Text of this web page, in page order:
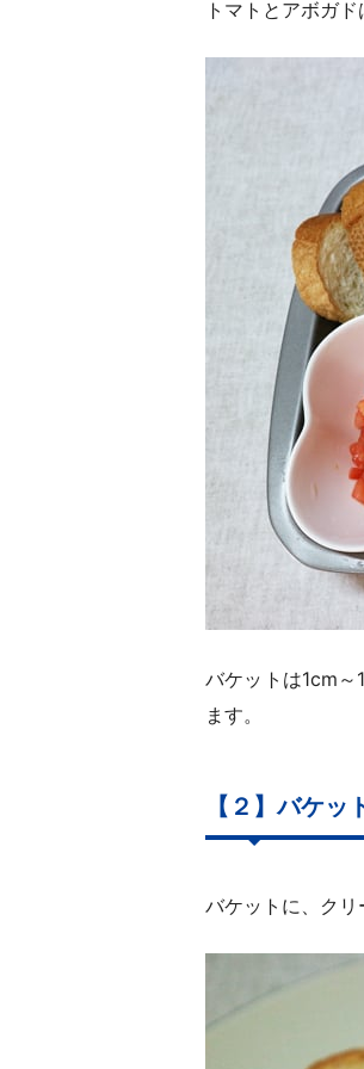
トマトとアボガ
バケットは1cm
ます。
【２】バケ
バケットに、クリ